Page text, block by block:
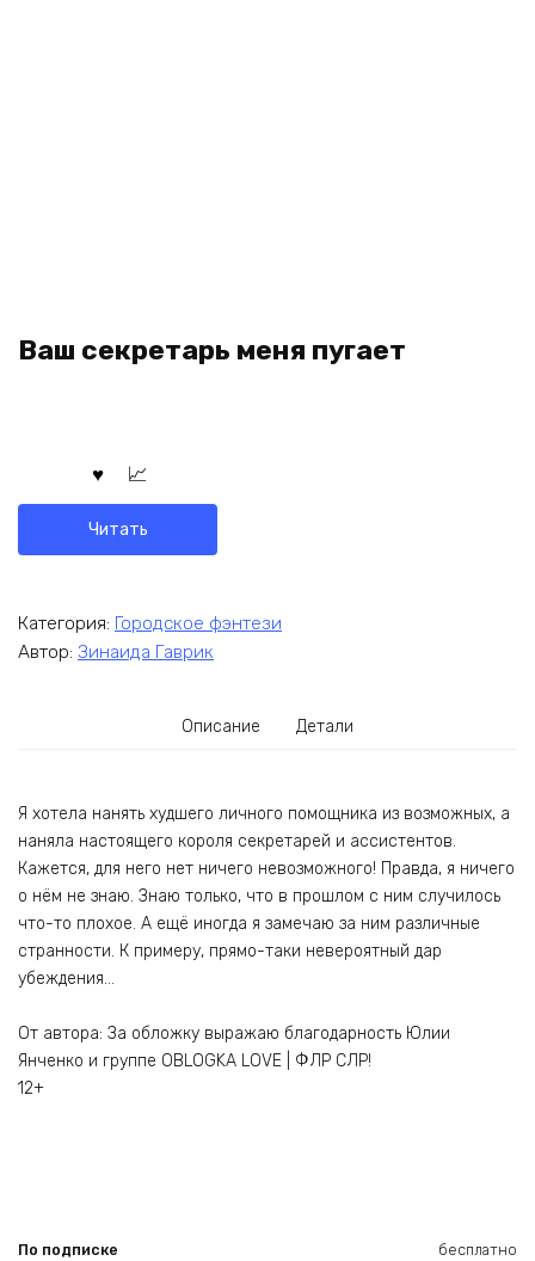
Ваш секретарь меня пугает
Читать
Категория: Городское фэнтези
Автор: Зинаида Гаврик
Описание Детали
Я хотела нанять худшего личного помощника из возможных, а
наняла настоящего короля секретарей и ассистентов.
Кажется, для него нет ничего невозможного! Правда, я ничего
о нём не знаю. Знаю только, что в прошлом с ним случилось
что-то плохое. А ещё иногда я замечаю за ним различные
странности. К примеру, прямо-таки невероятный дар
убеждения…
От автора: За обложку выражаю благодарность Юлии
Янченко и группе OBLOGKA LOVE | ФЛР СЛР!
12+
По подписке бесплатно